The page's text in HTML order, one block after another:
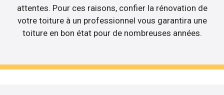
attentes. Pour ces raisons, confier la rénovation de
votre toiture à un professionnel vous garantira une
toiture en bon état pour de nombreuses années.